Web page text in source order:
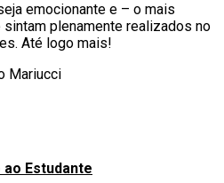
emocionante e – o mais
plenamente realizados no
Até logo mais!
Mariucci
ao Estudante